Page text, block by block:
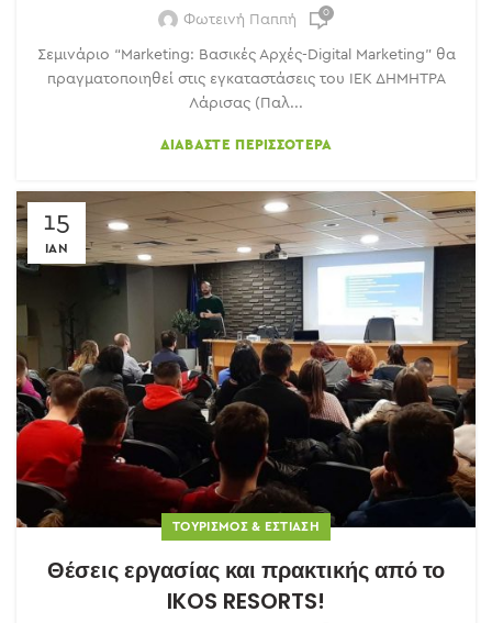
Φωτεινή Παππή 0
Σεμινάριο “Marketing: Βασικές Αρχές-Digital Marketing” θα
πραγματοποιηθεί στις εγκαταστάσεις του ΙΕΚ ΔΗΜΗΤΡΑ
Λάρισας (Παλ...
ΔΙΑΒΆΣΤΕ ΠΕΡΙΣΣΌΤΕΡΑ
15
ΙΑΝ
ΤΟΥΡΙΣΜΌΣ & ΕΣΤΊΑΣΗ
Θέσεις εργασίας και πρακτικής από το
IKOS RESORTS!